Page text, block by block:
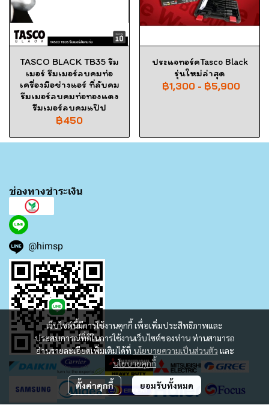
TASCO BLACK TB35 รีม
เมอร์ รีมเมอร์ลบคมท่อ
เครื่องมือช่างแอร์ ที่ลับคม
รีมเมอร์ลบคมท่อทองแดง
รีมเมอร์ลบคมแป๊ป
฿450
ประแจทอร์คTasco Black
รุ่นใหม่ล่าสุด
฿1,300 - ฿5,900
เว็บไซต์นี้มีการใช้งานคุกกี้ เพื่อเพิ่มประสิทธิภาพและ
ประสบการณ์ที่ดีในการใช้งานเว็บไซต์ของท่าน ท่านสามารถ
อ่านรายละเอียดเพิ่มเติมได้ที่ นโยบายความเป็นส่วนตัว และ
นโยบายคุกกี้
ตั้งค่าคุกกี้ ยอมรับทั้งหมด
ช่องทางชำระเงิน
@himsp